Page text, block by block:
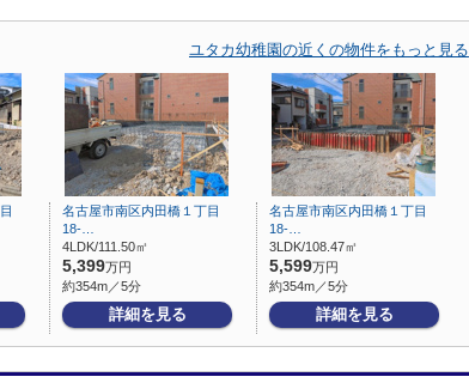
ユタカ幼稚園の近くの物件をもっと見る
名古屋市南区内田橋１丁目
18-…
4LDK/111.50㎡
5,399万円
約354m／5分
詳細を見る
名古屋市南区内田橋１丁目
18-…
3LDK/108.47㎡
5,599万円
約354m／5分
詳細を見る